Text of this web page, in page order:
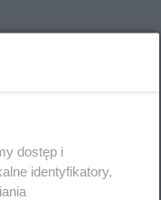
dostęp i
identyfikatory,